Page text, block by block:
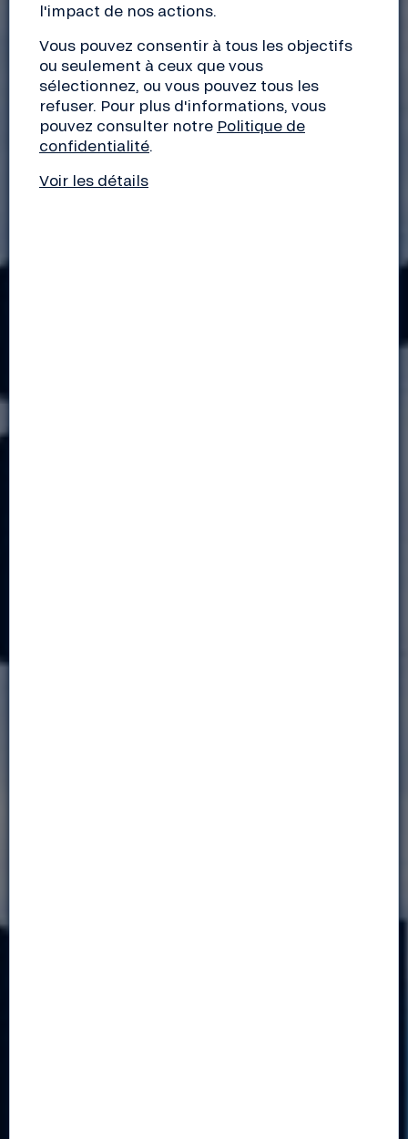
l'impact de nos actions.
Vous pouvez consentir à tous les objectifs
ou seulement à ceux que vous
sélectionnez, ou vous pouvez tous les
refuser. Pour plus d'informations, vous
pouvez consulter notre Politique de
confidentialité.
Voir les détails